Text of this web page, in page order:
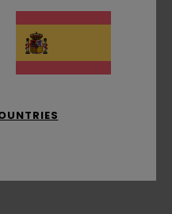
de bolas
botones